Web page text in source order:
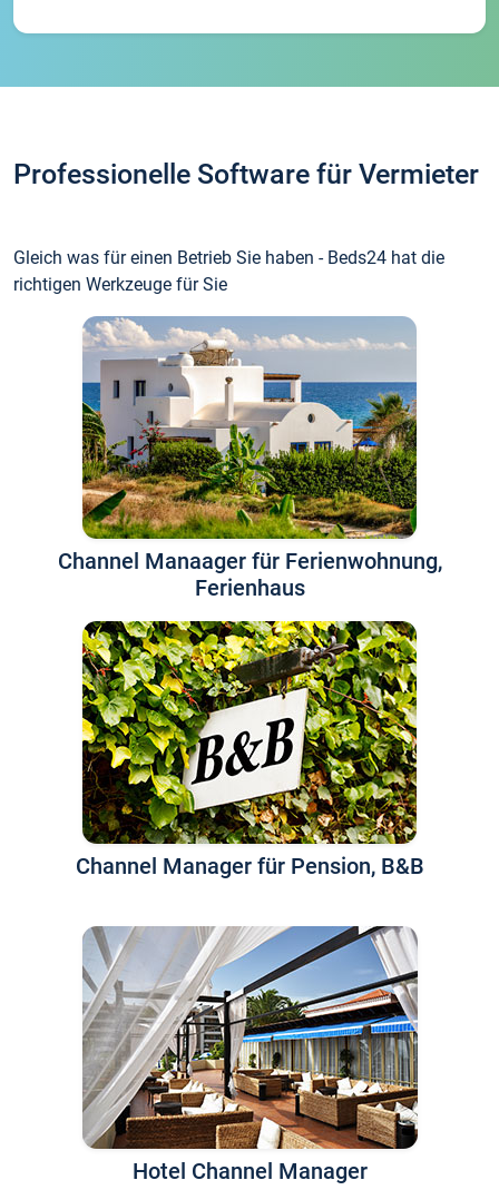
Professionelle Software für Vermieter
Gleich was für einen Betrieb Sie haben - Beds24 hat die
richtigen Werkzeuge für Sie
Channel Manaager für Ferienwohnung,
Ferienhaus
Channel Manager für Pension, B&B
Hotel Channel Manager